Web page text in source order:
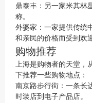
鼎泰丰：另一家米其林
称。
外婆家：一家提供传统
和亲民的价格而受到欢
购物推荐
上海是购物者的天堂，
下推荐一些购物地点：
南京路步行街：一条长
时装店到电子产品店。